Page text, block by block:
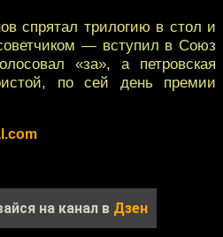
спрятал трилогию в стол и
— вступил в Союз
«за», а петровская
по сей день премии
на канал в Дзен